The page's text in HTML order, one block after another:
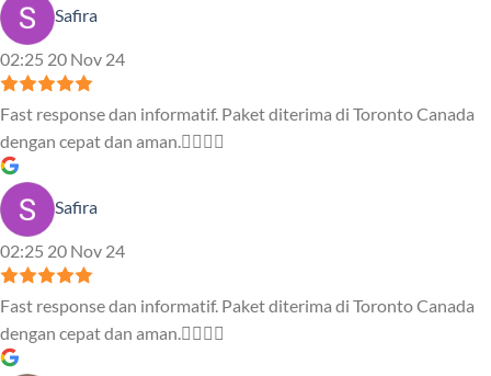
Safira
02:25 20 Nov 24
Fast response dan informatif. Paket diterima di Toronto Canada
dengan cepat dan aman.👍🏻👍🏻
Safira
02:25 20 Nov 24
Fast response dan informatif. Paket diterima di Toronto Canada
dengan cepat dan aman.👍🏻👍🏻